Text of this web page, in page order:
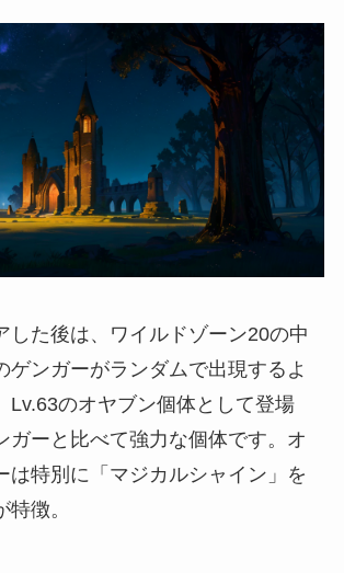
した後は、ワイルドゾーン20の中
ゲンガーがランダムで出現するよ
Lv.63のオヤブン個体として登場
ガーと比べて強力な個体です。オ
は特別に「マジカルシャイン」を
徴。